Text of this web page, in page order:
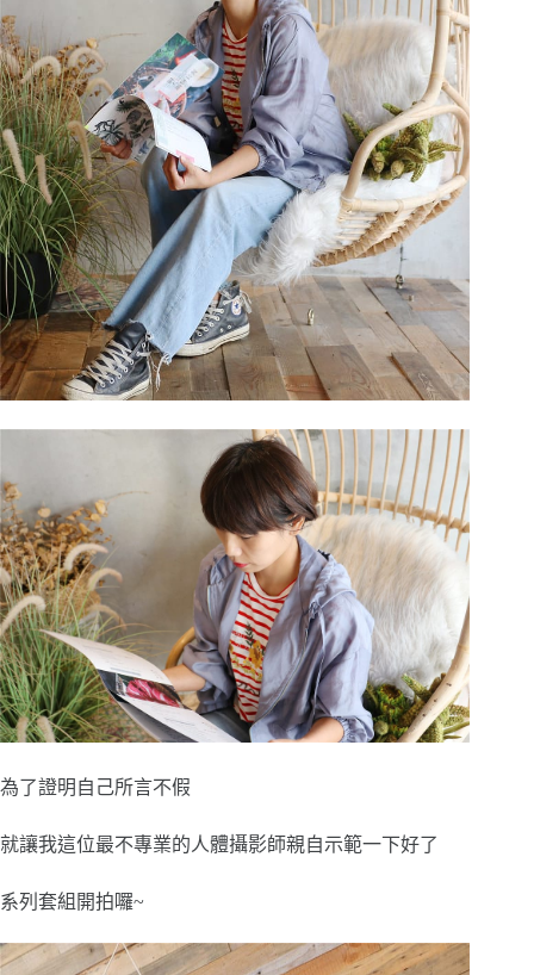
為了證明自己所言不假
就讓我這位最不專業的人體攝影師親自示範一下好了
系列套組開拍囉~